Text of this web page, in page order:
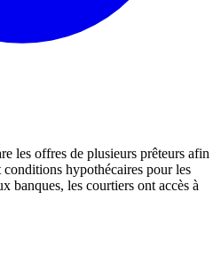
les offres de plusieurs prêteurs afin
hypothécaires pour les
banques, les courtiers ont accès à